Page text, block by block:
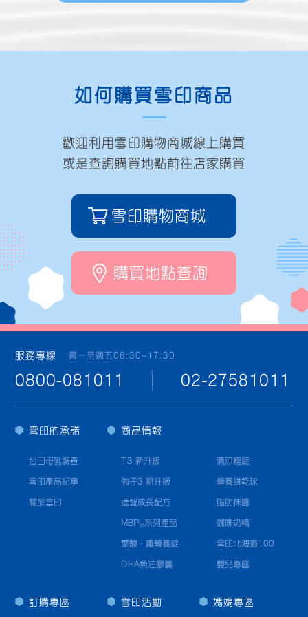
如何購買雪印商品
歡迎利用雪印購物商城線上購買
或是查詢購買地點前往店家購買
雪印購物商城
購買地點查詢
服務專線
0800-081011 02-27581011
週一至週五08:30~17:30
雪印的承諾
台日母乳調查
雪印產品紀事
關於雪印
商品情報
T3 新升級
強子3 新升級
達智成長配方
MBP®系列產品
葉酸·鐵營養錠
DHA魚油膠囊
清涼糖錠
營養餅乾球
脂肪抹醬
咖啡奶精
雪印北海道100
嬰兒專區
訂購專區 雪印活動 媽媽專區